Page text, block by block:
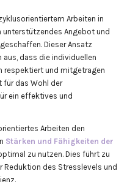
Arbeiten in
unterstützendes Angebot und
Dieser Ansatz
dass die individuellen
respektiert und mitgetragen
für das Wohl der
ein effektives und
Arbeiten den
Stärken und Fähigkeiten der
zu nutzen. Dies führt zu
Reduktion des Stresslevels und